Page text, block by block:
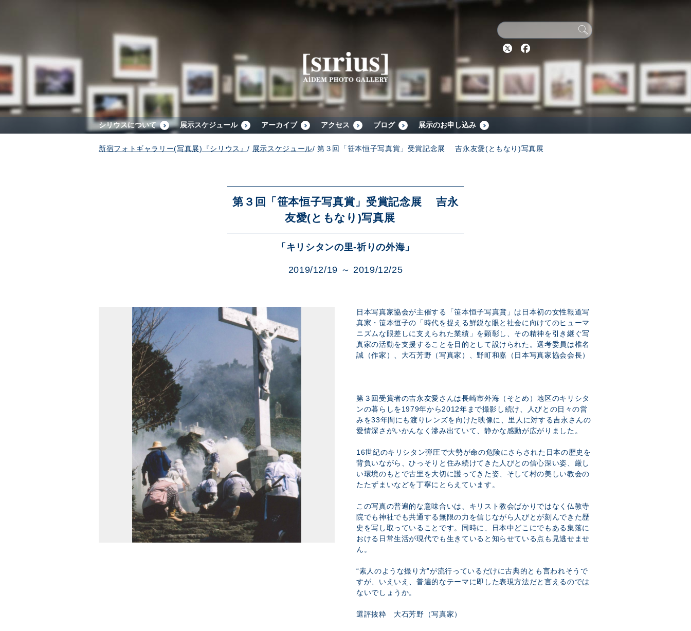
Twitter
シリウスについて 展示スケジュール アーカイブ アクセス ブログ 展示のお申し込み
新宿フォトギャラリー(写真展)『シリウス』/ 展示スケジュール/第３回「笹本恒子写真賞」受賞記念展 吉永友愛(ともなり)写真展
第３回「笹本恒子写真賞」受賞記念展 吉永
友愛(ともなり)写真展
「キリシタンの里-祈りの外海」
2019/12/19 ～ 2019/12/25
日本写真家協会が主催する「笹本恒子写真賞」は日本初の女性報道写
真家・笹本恒子の「時代を捉える鮮鋭な眼と社会に向けてのヒューマ
ニズムな眼差しに支えられた業績」を顕彰し、その精神を引き継ぐ写
真家の活動を支援することを目的として設けられた。選考委員は椎名
誠（作家）、大石芳野（写真家）、野町和嘉（日本写真家協会会長）
第３回受賞者の吉永友愛さんは長崎市外海（そとめ）地区のキリシタ
ンの暮らしを1979年から2012年まで撮影し続け、人びとの日々の営
みを33年間にも渡りレンズを向けた映像に、里人に対する吉永さんの
愛情深さがいかんなく滲み出ていて、静かな感動が広がりました。
16世紀のキリシタン弾圧で大勢が命の危険にさらされた日本の歴史を
背負いながら、ひっそりと住み続けてきた人びとの信心深い姿、厳し
い環境のもとで古里を大切に護ってきた姿、そして村の美しい教会の
たたずまいなどを丁寧にとらえています。
この写真の普遍的な意味合いは、キリスト教会ばかりではなく仏教寺
院でも神社でも共通する無限の力を信じながら人びとが刻んできた歴
史を写し取っていることです。同時に、日本中どこにでもある集落に
おける日常生活が現代でも生きていると知らせている点も見逃せませ
ん。
“素人のような撮り方”が流行っているだけに古典的とも言われそうで
すが、いえいえ、普遍的なテーマに即した表現方法だと言えるのでは
ないでしょうか。
選評抜粋 大石芳野（写真家）
展示スケジュール
アーカイブ
ブログ
展示のお申し込み